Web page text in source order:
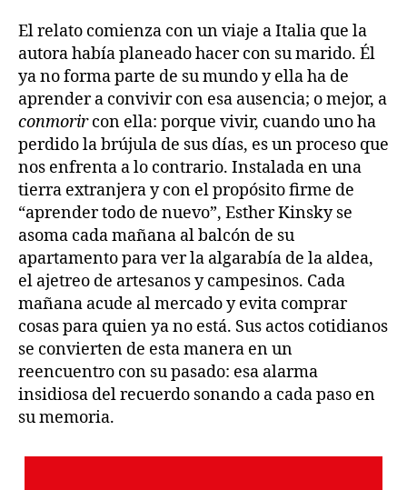
El relato comienza con un viaje a Italia que la
autora había planeado hacer con su marido. Él
ya no forma parte de su mundo y ella ha de
aprender a convivir con esa ausencia; o mejor, a
conmorircon ella: porque vivir, cuando uno ha
perdido la brújula de sus días, es un proceso que
nos enfrenta a lo contrario. Instalada en una
tierra extranjera y con el propósito firme de
“aprender todo de nuevo”, Esther Kinsky se
asoma cada mañana al balcón de su
apartamento para ver la algarabía de la aldea,
el ajetreo de artesanos y campesinos. Cada
mañana acude al mercado y evita comprar
cosas para quien ya no está. Sus actos cotidianos
se convierten de esta manera en un
reencuentro con su pasado: esa alarma
insidiosa del recuerdo sonando a cada paso en
su memoria.